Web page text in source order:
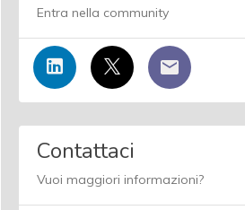
Entra nella community
Contattaci
Vuoi maggiori informazioni?